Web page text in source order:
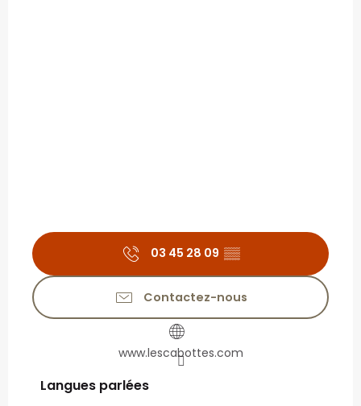
03 45 28 09 ▒▒
Contactez-nous
www.lescabottes.com
Langues parlées
Langues parlées